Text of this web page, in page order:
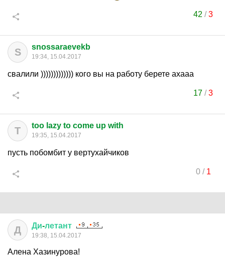
42 /3
S snossaraevekb
19:34, 15.04.2017
свалили ))))))))))))) кого вы на работу берете ахааа
17 /3
T too lazy to come up with
19:35, 15.04.2017
пусть побомбит у вертухайчиков
0/ 1
Д Ди-летант
19:38, 15.04.2017
Алена Хазинурова!